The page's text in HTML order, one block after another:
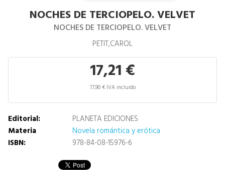
NOCHES DE TERCIOPELO. VELVET
NOCHES DE TERCIOPELO. VELVET
PETIT,CAROL
17,21 €
17,90 € IVA incluido
Editorial:
PLANETA EDICIONES
Materia
Novela romántica y erótica
ISBN:
978-84-08-15976-6